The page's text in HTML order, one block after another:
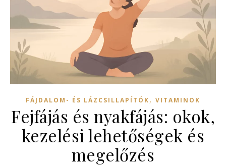
FÁJDALOM- ÉS LÁZCSILLAPÍTÓK, VITAMINOK
Fejfájás és nyakfájás: okok,
kezelési lehetőségek és
megelőzés